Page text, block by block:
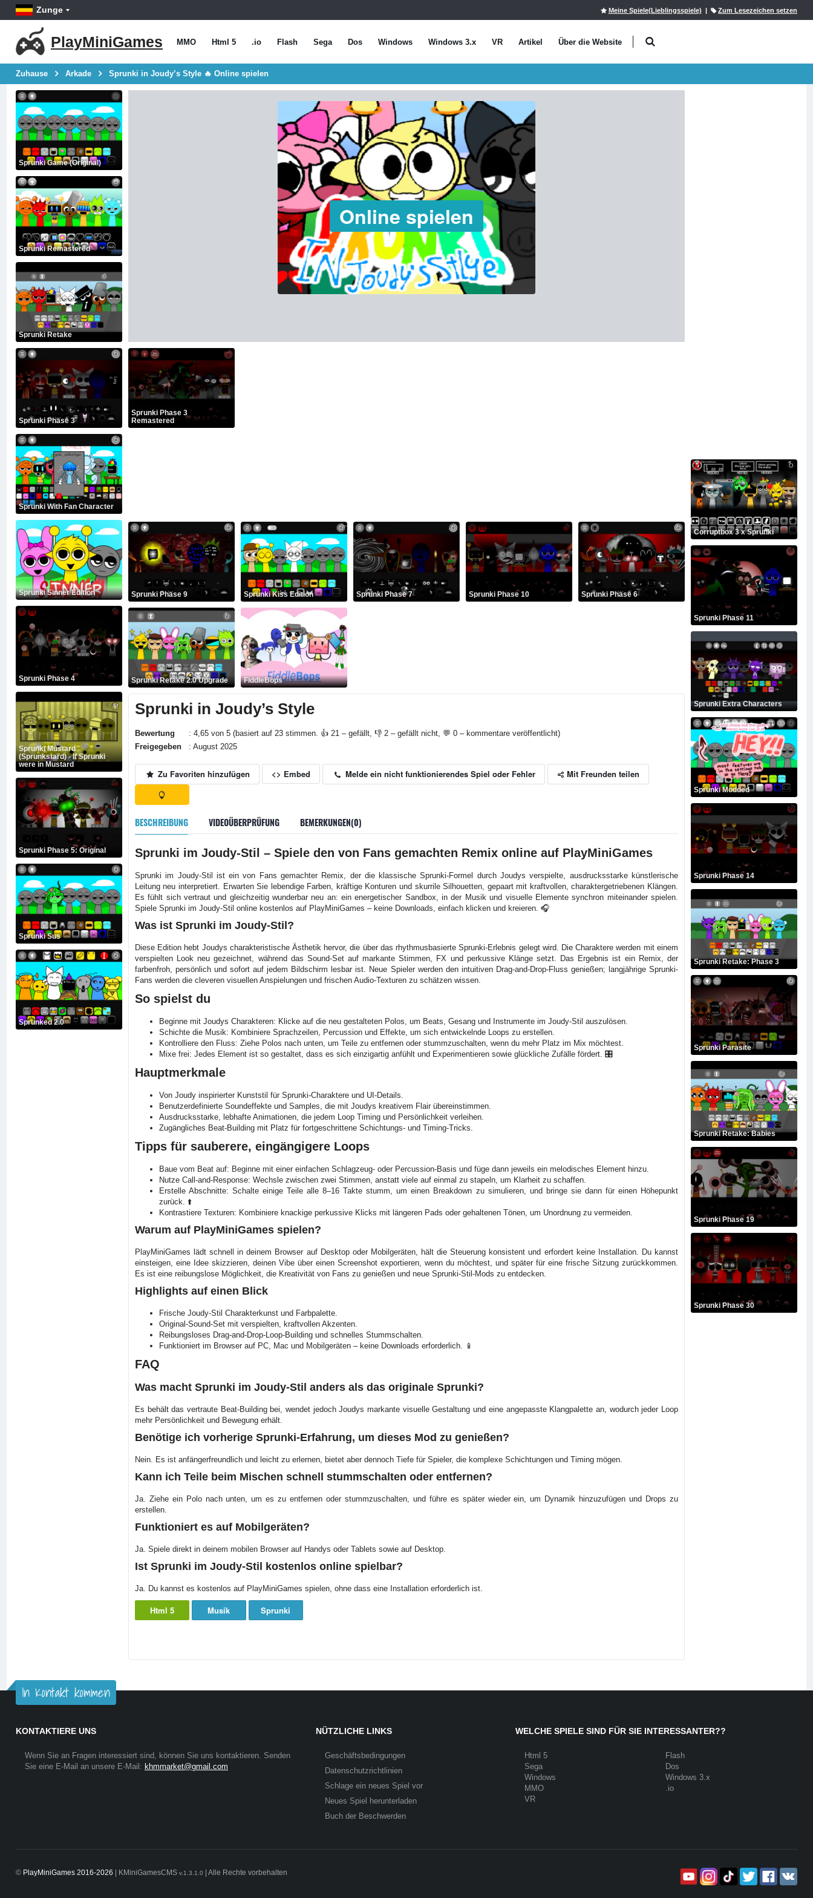
Zunge Meine Spiele(Lieblingsspiele) | Zum Lesezeichen setzen
PlayMiniGames MMO Html 5 .io Flash Sega Dos Windows Windows 3.x VR Artikel Über die Website
Zuhause Arkade Sprunki in Joudy’s Style 🔥 Online spielen
Sprunki Game (Original)
Sprunki Remastered
Sprunki Retake
Sprunki Phase 3
Sprunki With Fan Character
Sprunki Sinner Edition
Sprunki Phase 4
Sprunki Mustard
(Sprunkstard) - If Sprunki
were in Mustard
Sprunki Phase 5: Original
Sprunki Sus
Sprunked 2.0
Online spielen
Sprunki Phase 3
Remastered
Sprunki Phase 9 Sprunki Kiss Edition Sprunki Phase 7 Sprunki Phase 10 Sprunki Phase 6
Sprunki Retake 2.0 Upgrade FiddleBops
Sprunki in Joudy’s Style
Bewertung
: 4,65 von 5 (basiert auf 23 stimmen. 👍 21 – gefällt, 👎 2 – gefällt nicht, 💬 0 – kommentare veröffentlicht)
Freigegeben
: August 2025
Zu Favoriten hinzufügen <> Embed Melde ein nicht funktionierendes Spiel oder Fehler Mit Freunden teilen
BESCHREIBUNG VIDEOÜBERPRÜFUNG BEMERKUNGEN(0)
Sprunki im Joudy-Stil – Spiele den von Fans gemachten Remix online auf PlayMiniGames
Sprunki im Joudy-Stil ist ein von Fans gemachter Remix, der die klassische Sprunki-Formel durch Joudys verspielte, ausdrucksstarke künstlerische
Leitung neu interpretiert. Erwarten Sie lebendige Farben, kräftige Konturen und skurrile Silhouetten, gepaart mit kraftvollen, charaktergetriebenen Klängen.
Es fühlt sich vertraut und gleichzeitig wunderbar neu an: ein energetischer Sandbox, in der Musik und visuelle Elemente synchron miteinander spielen.
Spiele Sprunki im Joudy-Stil online kostenlos auf PlayMiniGames – keine Downloads, einfach klicken und kreieren. 🎧
Was ist Sprunki im Joudy-Stil?
Diese Edition hebt Joudys charakteristische Ästhetik hervor, die über das rhythmusbasierte Sprunki-Erlebnis gelegt wird. Die Charaktere werden mit einem
verspielten Look neu gezeichnet, während das Sound-Set auf markante Stimmen, FX und perkussive Klänge setzt. Das Ergebnis ist ein Remix, der
farbenfroh, persönlich und sofort auf jedem Bildschirm lesbar ist. Neue Spieler werden den intuitiven Drag-and-Drop-Fluss genießen; langjährige Sprunki-
Fans werden die cleveren visuellen Anspielungen und frischen Audio-Texturen zu schätzen wissen.
So spielst du
Beginne mit Joudys Charakteren: Klicke auf die neu gestalteten Polos, um Beats, Gesang und Instrumente im Joudy-Stil auszulösen.
Schichte die Musik: Kombiniere Sprachzeilen, Percussion und Effekte, um sich entwickelnde Loops zu erstellen.
Kontrolliere den Fluss: Ziehe Polos nach unten, um Teile zu entfernen oder stummzuschalten, wenn du mehr Platz im Mix möchtest.
Mixe frei: Jedes Element ist so gestaltet, dass es sich einzigartig anfühlt und Experimentieren sowie glückliche Zufälle fördert. 🎛️
Hauptmerkmale
Von Joudy inspirierter Kunststil für Sprunki-Charaktere und UI-Details.
Benutzerdefinierte Soundeffekte und Samples, die mit Joudys kreativem Flair übereinstimmen.
Ausdrucksstarke, lebhafte Animationen, die jedem Loop Timing und Persönlichkeit verleihen.
Zugängliches Beat-Building mit Platz für fortgeschrittene Schichtungs- und Timing-Tricks.
Tipps für sauberere, eingängigere Loops
Baue vom Beat auf: Beginne mit einer einfachen Schlagzeug- oder Percussion-Basis und füge dann jeweils ein melodisches Element hinzu.
Nutze Call-and-Response: Wechsle zwischen zwei Stimmen, anstatt viele auf einmal zu stapeln, um Klarheit zu schaffen.
Erstelle Abschnitte: Schalte einige Teile alle 8–16 Takte stumm, um einen Breakdown zu simulieren, und bringe sie dann für einen Höhepunkt
zurück. ⬆️
Kontrastiere Texturen: Kombiniere knackige perkussive Klicks mit längeren Pads oder gehaltenen Tönen, um Unordnung zu vermeiden.
Warum auf PlayMiniGames spielen?
PlayMiniGames lädt schnell in deinem Browser auf Desktop oder Mobilgeräten, hält die Steuerung konsistent und erfordert keine Installation. Du kannst
einsteigen, eine Idee skizzieren, deinen Vibe über einen Screenshot exportieren, wenn du möchtest, und später für eine frische Sitzung zurückkommen.
Es ist eine reibungslose Möglichkeit, die Kreativität von Fans zu genießen und neue Sprunki-Stil-Mods zu entdecken.
Highlights auf einen Blick
Frische Joudy-Stil Charakterkunst und Farbpalette.
Original-Sound-Set mit verspielten, kraftvollen Akzenten.
Reibungsloses Drag-and-Drop-Loop-Building und schnelles Stummschalten.
Funktioniert im Browser auf PC, Mac und Mobilgeräten – keine Downloads erforderlich. 📱
FAQ
Was macht Sprunki im Joudy-Stil anders als das originale Sprunki?
Es behält das vertraute Beat-Building bei, wendet jedoch Joudys markante visuelle Gestaltung und eine angepasste Klangpalette an, wodurch jeder Loop
mehr Persönlichkeit und Bewegung erhält.
Benötige ich vorherige Sprunki-Erfahrung, um dieses Mod zu genießen?
Nein. Es ist anfängerfreundlich und leicht zu erlernen, bietet aber dennoch Tiefe für Spieler, die komplexe Schichtungen und Timing mögen.
Kann ich Teile beim Mischen schnell stummschalten oder entfernen?
Ja. Ziehe ein Polo nach unten, um es zu entfernen oder stummzuschalten, und führe es später wieder ein, um Dynamik hinzuzufügen und Drops zu
erstellen.
Funktioniert es auf Mobilgeräten?
Ja. Spiele direkt in deinem mobilen Browser auf Handys oder Tablets sowie auf Desktop.
Ist Sprunki im Joudy-Stil kostenlos online spielbar?
Ja. Du kannst es kostenlos auf PlayMiniGames spielen, ohne dass eine Installation erforderlich ist.
Html 5 Musik Sprunki
Corruptbox 3 x Sprunki
Sprunki Phase 11
Sprunki Extra Characters
Sprunki Modded
Sprunki Phase 14
Sprunki Retake: Phase 3
Sprunki Parasite
Sprunki Retake: Babies
Sprunki Phase 19
Sprunki Phase 30
In Kontakt kommen
KONTAKTIERE UNS
Wenn Sie an Fragen interessiert sind, können Sie uns kontaktieren. Senden
Sie eine E-Mail an unsere E-Mail: khmmarket@gmail.com
NÜTZLICHE LINKS
Geschäftsbedingungen
Datenschutzrichtlinien
Schlage ein neues Spiel vor
Neues Spiel herunterladen
Buch der Beschwerden
WELCHE SPIELE SIND FÜR SIE INTERESSANTER??
Html 5
Flash
Sega
Dos
Windows
Windows 3.x
MMO
.io
VR
© PlayMiniGames 2016-2026 | KMiniGamesCMS v.1.3.1.0 | Alle Rechte vorbehalten